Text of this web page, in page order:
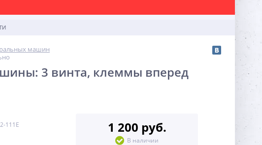
машин
3 винта, клеммы вперед
111E 1 200 руб.
В наличии